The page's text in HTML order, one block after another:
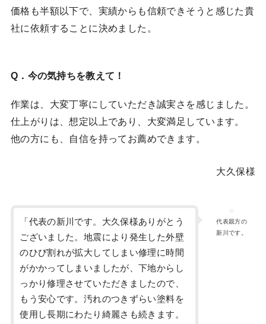
価格も半額以下で、実績からも信頼できそうと感じた貴
社に依頼することに決めました。
Q．今の気持ちを教えて！
作業は、大変丁寧にしていただき誠実さを感じました。
仕上がりは、想定以上であり、大変満足しています。
他の方にも、自信を持ってお薦めできます。
大久保様
代表親方の
新川です。
「代表の新川です。大久保様ありがとう
ございました。地震により発生した外壁
のひび割れが拡大してしまい修理に時間
がかかってしまいましたが、下地からし
っかり修理させていただきましたので、
もう安心です。汚れのつきずらい塗料を
使用し長期にわたり綺麗さも続きます。